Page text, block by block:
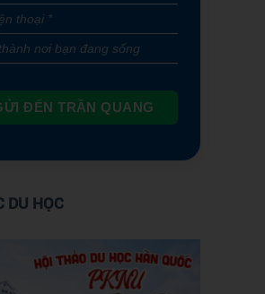
ĐẾN TRẦN QUANG
DU HỌC